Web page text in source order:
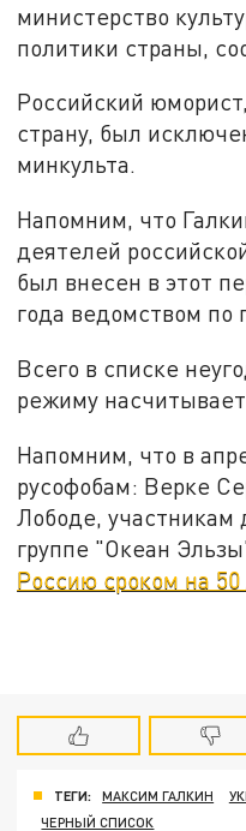
министерство
политики страны,
Российский
страну, был
минкульта.
Напомним, что
деятелей
был внесен в этот
года ведомством по
Всего в списке
режиму
Напомним, что в
русофобам: Верке
Лободе, участникам
группе "Океан
Россию сроком на 50
ТЕГИ: МАКСИМ ГАЛКИН
ЧЕРНЫЙ СПИСОК